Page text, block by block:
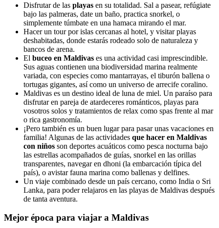
Disfrutar de las playas en su totalidad. Sal a pasear, refúgiate
bajo las palmeras, date un baño, practica snorkel, o
simplemente túmbate en una hamaca mirando el mar.
Hacer un tour por islas cercanas al hotel, y visitar playas
deshabitadas, donde estarás rodeado solo de naturaleza y
bancos de arena.
El buceo en Maldivas es una actividad casi imprescindible.
Sus aguas contienen una biodiversidad marina realmente
variada, con especies como mantarrayas, el tiburón ballena o
tortugas gigantes, así como un universo de arrecife coralino.
Maldivas es un destino ideal de luna de miel. Un paraíso para
disfrutar en pareja de atardeceres románticos, playas para
vosotros solos y tratamientos de relax como spas frente al mar
o rica gastronomía.
¡Pero también es un buen lugar para pasar unas vacaciones en
familia! Algunas de las actividades que hacer en Maldivas
con niños son deportes acuáticos como pesca nocturna bajo
las estrellas acompañados de guías, snorkel en las orillas
transparentes, navegar en dhoni (la embarcación típica del
país), o avistar fauna marina como ballenas y delfines.
Un viaje combinado desde un país cercano, como India o Sri
Lanka, para poder relajaros en las playas de Maldivas después
de tanta aventura.
Mejor época para viajar a Maldivas